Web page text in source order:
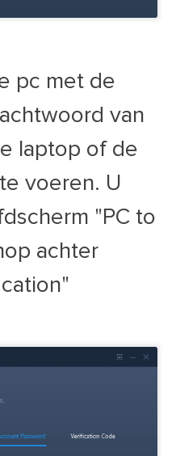
pc met de
van
laptop of de
voeren. U
"PC to
achter